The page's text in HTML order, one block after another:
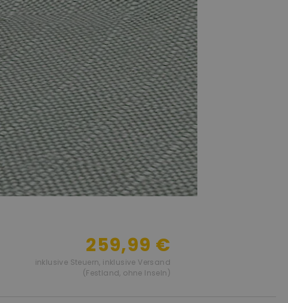
259,99 €
inklusive Steuern, inklusive Versand
(Festland, ohne Inseln)